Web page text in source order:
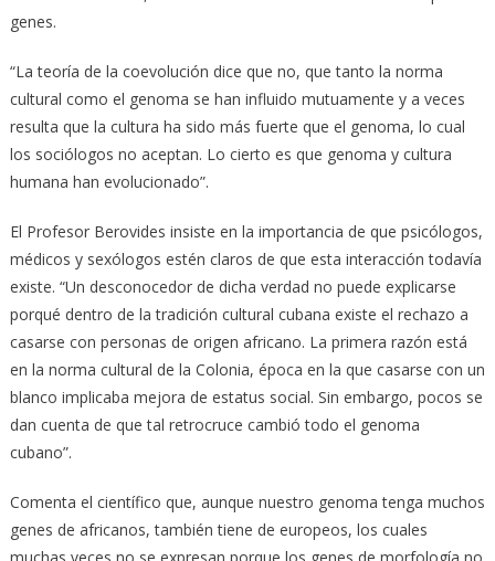
genes.
“La teoría de la coevolución dice que no, que tanto la norma
cultural como el genoma se han influido mutuamente y a veces
resulta que la cultura ha sido más fuerte que el genoma, lo cual
los sociólogos no aceptan. Lo cierto es que genoma y cultura
humana han evolucionado”.
El Profesor Berovides insiste en la importancia de que psicólogos,
médicos y sexólogos estén claros de que esta interacción todavía
existe. “Un desconocedor de dicha verdad no puede explicarse
porqué dentro de la tradición cultural cubana existe el rechazo a
casarse con personas de origen africano. La primera razón está
en la norma cultural de la Colonia, época en la que casarse con un
blanco implicaba mejora de estatus social. Sin embargo, pocos se
dan cuenta de que tal retrocruce cambió todo el genoma
cubano”.
Comenta el científico que, aunque nuestro genoma tenga muchos
genes de africanos, también tiene de europeos, los cuales
muchas veces no se expresan porque los genes de morfología no